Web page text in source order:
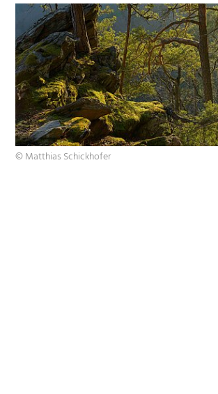
© Matthias Schickhofer